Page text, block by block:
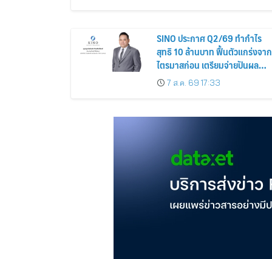
SINO ประกาศ Q2/69 ทำกำไร
สุทธิ 10 ล้านบาท ฟื้นตัวแกร่งจาก
ไตรมาสก่อน เตรียมจ่ายปันผล
ระหว่างกาล 0.014423 บาทต่อหุ้น
ครึ่งปีหลังมุ่งเติบโตต่อเนื่อง
7 ส.ค. 69 17:33